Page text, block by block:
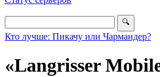
Кто лучше: Пикачу или Чармандер?
«Langrisser